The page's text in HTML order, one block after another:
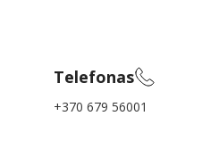
Telefonas
+370 679 56001